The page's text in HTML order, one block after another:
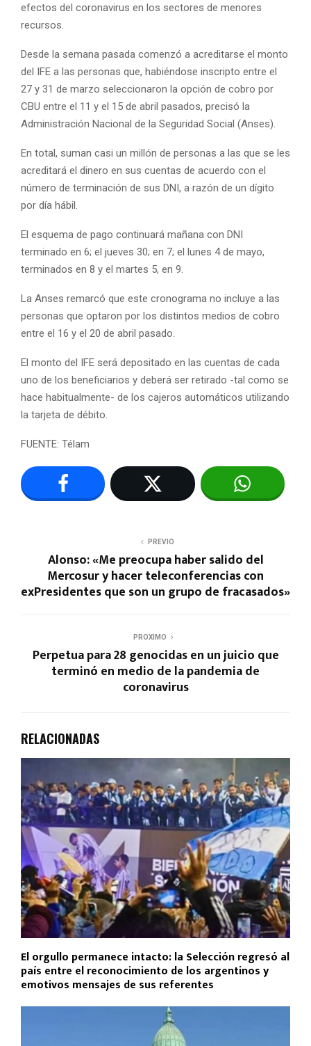
efectos del coronavirus en los sectores de menores
recursos.
Desde la semana pasada comenzó a acreditarse el monto
del IFE a las personas que, habiéndose inscripto entre el
27 y 31 de marzo seleccionaron la opción de cobro por
CBU entre el 11 y el 15 de abril pasados, precisó la
Administración Nacional de la Seguridad Social (Anses).
En total, suman casi un millón de personas a las que se les
acreditará el dinero en sus cuentas de acuerdo con el
número de terminación de sus DNI, a razón de un dígito
por día hábil.
El esquema de pago continuará mañana con DNI
terminado en 6; el jueves 30; en 7; el lunes 4 de mayo,
terminados en 8 y el martes 5, en 9.
La Anses remarcó que este cronograma no incluye a las
personas que optaron por los distintos medios de cobro
entre el 16 y el 20 de abril pasado.
El monto del IFE será depositado en las cuentas de cada
uno de los beneficiarios y deberá ser retirado -tal como se
hace habitualmente- de los cajeros automáticos utilizando
la tarjeta de débito.
FUENTE: Télam
PREVIO
Alonso: «Me preocupa haber salido del
Mercosur y hacer teleconferencias con
exPresidentes que son un grupo de fracasados»
PROXIMO
Perpetua para 28 genocidas en un juicio que
terminó en medio de la pandemia de
coronavirus
RELACIONADAS
El orgullo permanece intacto: la Selección regresó al
país entre el reconocimiento de los argentinos y
emotivos mensajes de sus referentes